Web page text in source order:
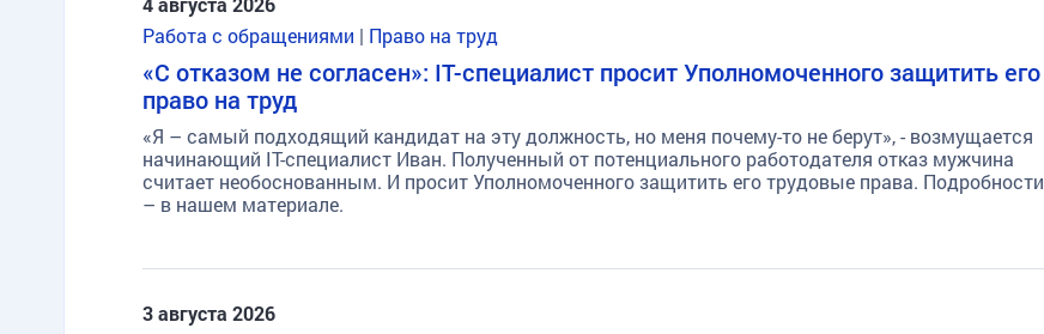
Работа с обращениями | Право на труд
«С отказом не согласен»: IT-специалист просит Уполномоченного защитить его
право на труд
«Я – самый подходящий кандидат на эту должность, но меня почему-то не берут», - возмущается
начинающий IT-специалист Иван. Полученный от потенциального работодателя отказ мужчина
считает необоснованным. И просит Уполномоченного защитить его трудовые права. Подробности
– в нашем материале.
3 августа 2026